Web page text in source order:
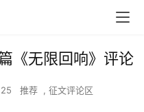
《无限回响》评论
推荐 , 征文评论区